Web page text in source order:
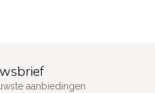
aanbiedingen